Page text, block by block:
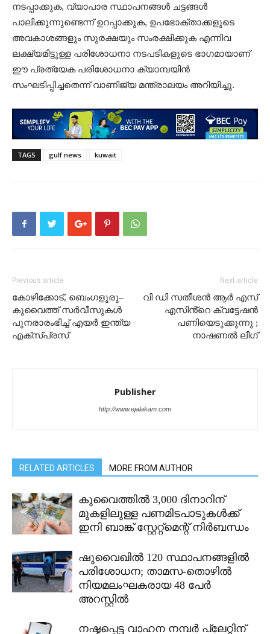
നടപ്പാക്കുക, വ്യാപാര സ്ഥാപനങ്ങൾ ചട്ടങ്ങൾ
പാലിക്കുന്നുണ്ടെന്ന് ഉറപ്പാക്കുക, ഉപഭോക്താക്കളുടെ
അവകാശങ്ങളും സുരക്ഷയും സംരക്ഷിക്കുക എന്നിവ
ലക്ഷ്യമിട്ടുള്ള പരിശോധനാ നടപടികളുടെ ഭാഗമായാണ്
ഈ പ്രത്യേക പരിശോധനാ ക്യാമ്പയിൻ
സംഘടിപ്പിച്ചതെന്ന് വാണിജ്യ മന്ത്രാലയം അറിയിച്ചു.
TAGS gulf news kuwait
Previous article
കോഴിക്കോട്, ബെംഗളൂരു–
കുവൈത്ത് സർവീസുകൾ
പുനരാരംഭിച്ച് എയർ ഇന്ത്യ
എക്സ്പ്രസ്
Next article
വി ഡി സതീശൻ ആർ എസ്
എസിൻ്റെ ക്വട്ടേഷൻ
പണിയെടുക്കുന്നു ;
നാഷണൽ ലീഗ്
Publisher
http://www.ejalakam.com
RELATED ARTICLES MORE FROM AUTHOR
കുവൈത്തിൽ 3,000 ദിനാറിന്
മുകളിലുള്ള പണമിടപാടുകൾക്ക്
ഇനി ബാങ്ക് സ്റ്റേറ്റ്മെന്റ് നിർബന്ധം
ഷുവൈഖിൽ 120 സ്ഥാപനങ്ങളിൽ
പരിശോധന; താമസ-തൊഴിൽ
നിയമലംഘകരായ 48 പേർ
അറസ്റ്റിൽ
നഷ്ടപ്പെട്ട വാഹന നമ്പർ പ്ലേറ്റിന്